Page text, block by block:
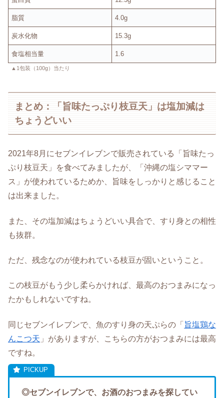
脂質 4.0g
炭水化物 15.3g
食塩相当量 1.6
▲1包装（100g）当たり
まとめ：「旨味たっぷり枝豆天」は塩加減は
ちょうどいい
2021年8月にセブンイレブンで販売されている「旨味たっ
ぷり枝豆天」を食べてみましたが、「沖縄の塩シママー
ス」が使われているためか、旨味をしっかりと感じること
は出来ました。
また、その塩加減はちょうどいい具合で、すり身との相性
も抜群。
ただ、残念なのが使われている枝豆が固いということ。
この枝豆がもう少し柔らかければ、最高のおつまみになっ
たかもしれないですね。
同じセブンイレブンで、魚のすり身の天ぷらの「 旨塩鶏な
んこつ天 」がありますが、こちらの方がおつまみには最高
ですね。
◎セブンイレブンで、お酒のおつまみを探してい